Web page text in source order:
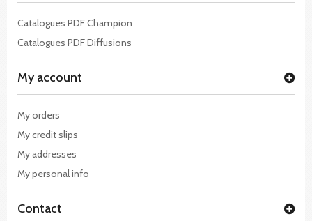
Catalogues PDF Champion
Catalogues PDF Diffusions
My account
My orders
My credit slips
My addresses
My personal info
Contact